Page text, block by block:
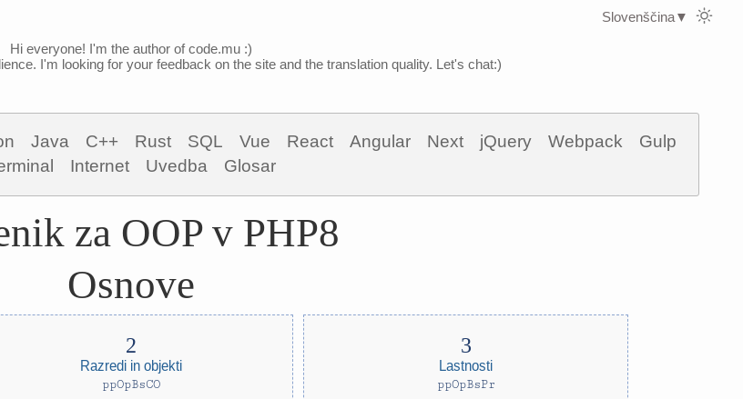
Hi everyone! I'm the author of code.mu :)
I'm looking for your feedback on the site and the translation quality. Let's chat:)
Java C++ Rust SQL Vue React Angular Next jQuery Webpack
Gulp
Internet Uvedba Glosar
za OOP v PHP8
Osnove
Razredi in objekti
ppOpBsCO
Lastnosti
ppOpBsPr
Slovenščina▼